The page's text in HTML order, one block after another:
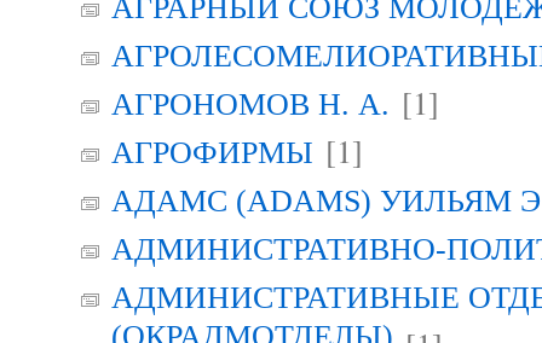
АГРАРНЫЙ СОЮЗ
АГРОНОМОВ Н. А. [1]
АГРОФИРМЫ [1]
АДАМС (ADAMS) УИЛЬЯМ
АДМИНИСТРАТИВНО-
АДМИНИСТРАТИВНЫЕ